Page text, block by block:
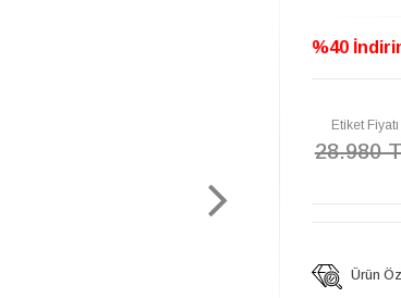
%40
Etiket Fiyatı
28.980
Ürün